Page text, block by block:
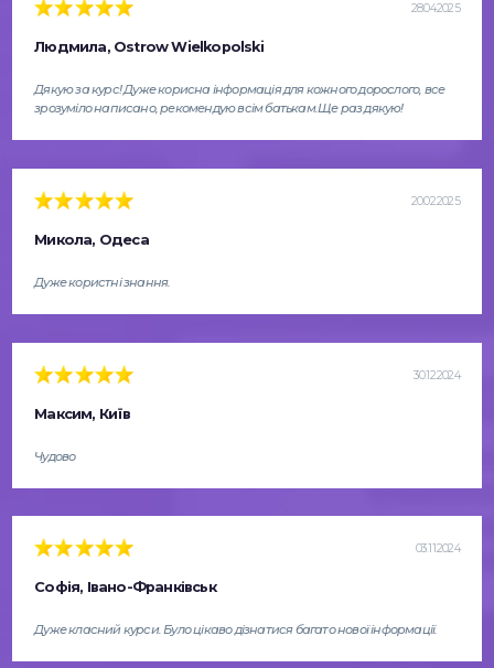
28.04.2025
Людмила, Ostrow Wielkopolski
Дякую за курс! Дуже корисна інформація для кожного дорослого, все
зрозуміло написано, рекомендую всім батькам.Ще раз дякую!
20.02.2025
Микола, Одеса
Дуже користні знання.
30.12.2024
Максим, Київ
Чудово
03.11.2024
Софія, Івано-Франківськ
Дуже класний курси. Було цікаво дізнатися багато нової інформації.